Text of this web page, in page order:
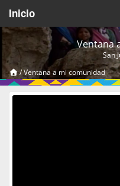
Inicio
Acerca de
Videos Temáticos
Ventana
San
/Ventana a mi comunidad